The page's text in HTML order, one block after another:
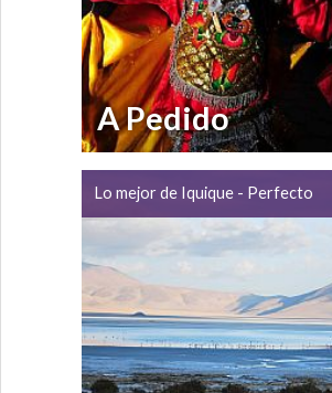
A Pedido
Lo mejor de Iquique - Perfecto